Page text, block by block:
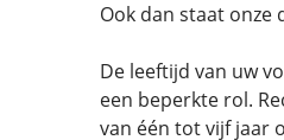
Ook dan staat onze
De leeftijd van uw
een beperkte rol.
van één tot vijf jaar